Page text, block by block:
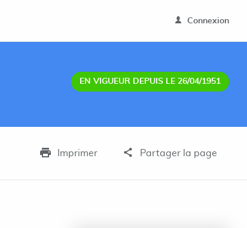
Connexion
EN VIGUEUR DEPUIS LE 26/04/1951
Imprimer Partager la page